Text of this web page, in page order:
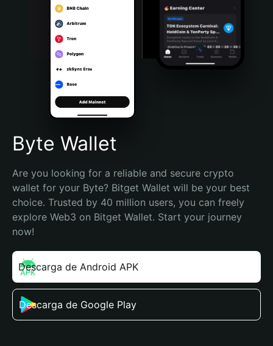
Português (Portugal)
Bahasa Indonesia
Português (Brasil)
Español (Argentina)
Byte Wallet
Are you looking for a reliable and secure crypto
wallet for your Byte? Bitget Wallet will be your best
choice. Trusted by 40 million users, you can freely
explore Web3 on Bitget Wallet. Start your journey
now!
Descarga de Android APK
Descarga de Google Play